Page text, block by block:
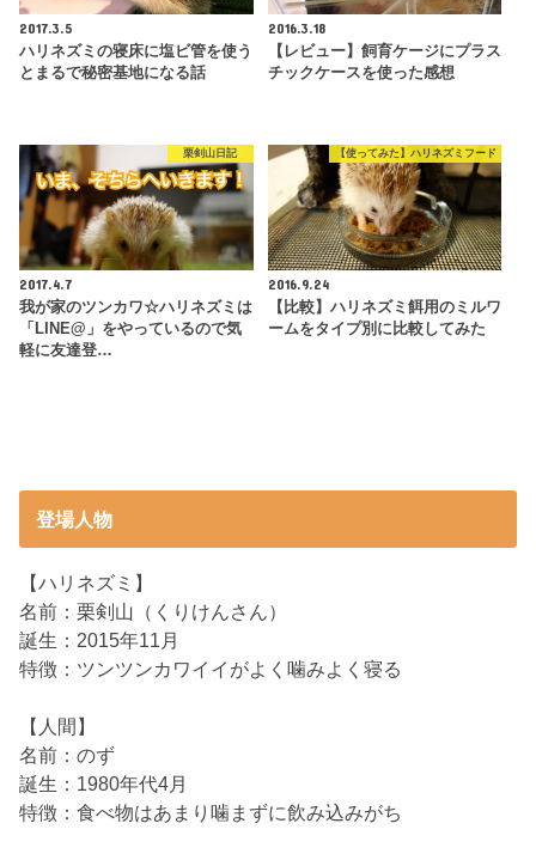
2017.3.5
ハリネズミの寝床に塩ビ管を使う
とまるで秘密基地になる話
2016.3.18
【レビュー】飼育ケージにプラス
チックケースを使った感想
栗剣山日記
2017.4.7
我が家のツンカワ☆ハリネズミは
「LINE@」をやっているので気
軽に友達登…
【使ってみた】ハリネズミフード
2016.9.24
【比較】ハリネズミ餌用のミルワ
ームをタイプ別に比較してみた
登場人物
【ハリネズミ】
名前：栗剣山（くりけんさん）
誕生：2015年11月
特徴：ツンツンカワイイがよく噛みよく寝る
【人間】
名前：のず
誕生：1980年代4月
特徴：食べ物はあまり噛まずに飲み込みがち